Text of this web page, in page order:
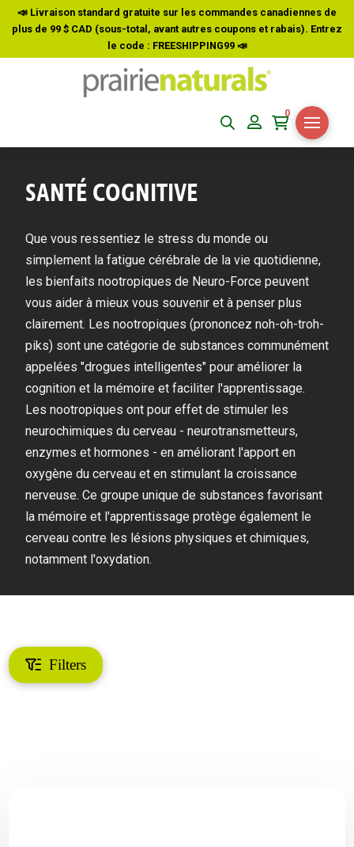
📣 Livraison standard gratuite sur les commandes canadiennes de
plus de 99 $ CAD (sous-total, avant autres coupons et rabais). Entrez
le code : FREESHIPPING99 📣
0
SANTÉ COGNITIVE
Que vous ressentiez le stress du monde ou
simplement la fatigue cérébrale de la vie quotidienne,
les bienfaits nootropiques de Neuro-Force peuvent
vous aider à mieux vous souvenir et à penser plus
clairement. Les nootropiques (prononcez noh-oh-troh-
piks) sont une catégorie de substances communément
appelées "drogues intelligentes" pour améliorer la
cognition et la mémoire et faciliter l'apprentissage.
Les nootropiques ont pour effet de stimuler les
neurochimiques du cerveau - neurotransmetteurs,
enzymes et hormones - en améliorant l'apport en
oxygène du cerveau et en stimulant la croissance
nerveuse. Ce groupe unique de substances favorisant
la mémoire et l'apprentissage protège également le
cerveau contre les lésions physiques et chimiques,
notamment l'oxydation.
Filters